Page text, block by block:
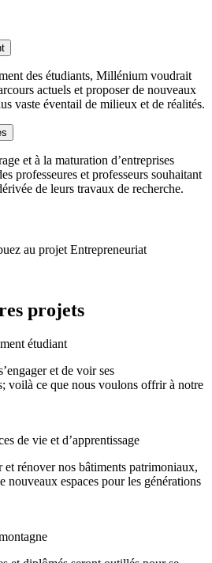
des étudiants, Millénium voudrait
actuels et proposer de nouveaux
vaste éventail de milieux et de réalités.
et à la maturation d’entreprises
professeures et professeurs souhaitant
de leurs travaux de recherche.
au projet Entrepreneuriat
projets
étudiant
et de voir ses
voilà ce que nous voulons offrir à notre
de vie et d’apprentissage
et rénover nos bâtiments patrimoniaux,
nouveaux espaces pour les générations